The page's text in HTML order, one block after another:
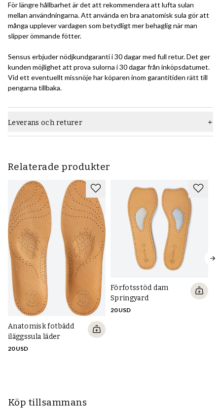
För längre hållbarhet är det att rekommendera att lufta sulan
mellan användningarna. Att använda en bra anatomisk sula gör att
många upplever vardagen som betydligt mer behaglig när man
slipper ömmande fötter.
Sensus erbjuder nödjkundgaranti i 30 dagar med full retur. Det ger
kunden möjlighet att prova sulorna i 30 dagar från inköpsdatumet.
Vid ett eventuellt missnöje har köparen inom garantitiden rätt till
pengarna tillbaka.
Leverans och returer
Relaterade produkter
Anatomisk fotbädd
iläggssula läder
20 USD
Förfotsstöd dam
Springyard
20 USD
Köp tillsammans